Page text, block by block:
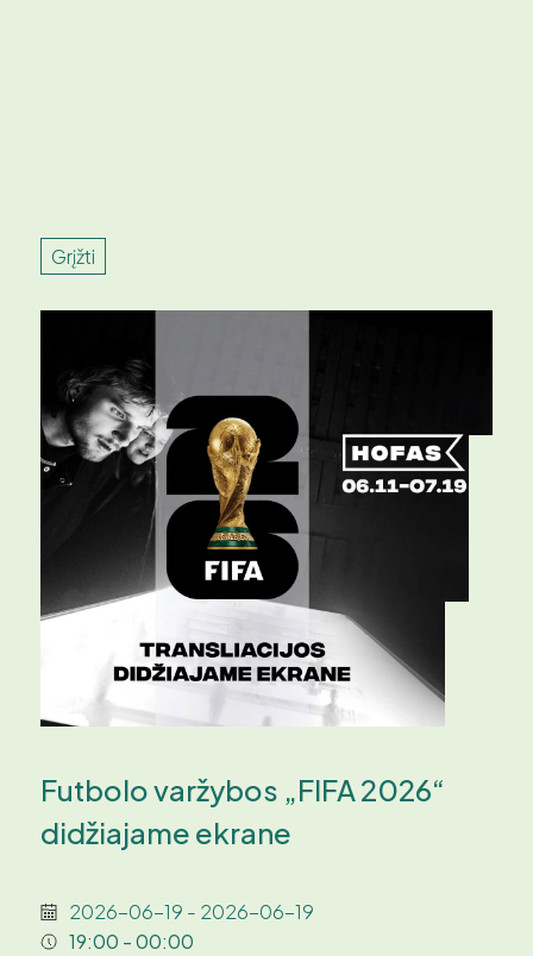
Grįžti
Futbolo varžybos „FIFA 2026“
didžiajame ekrane
2026-06-19 - 2026-06-19
19:00 - 00:00